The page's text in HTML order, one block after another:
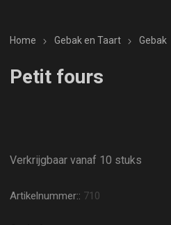
Home Gebak en Taart Gebak
Petit fours
Verkrijgbaar vanaf 10 stuks
Artikelnummer:: 710